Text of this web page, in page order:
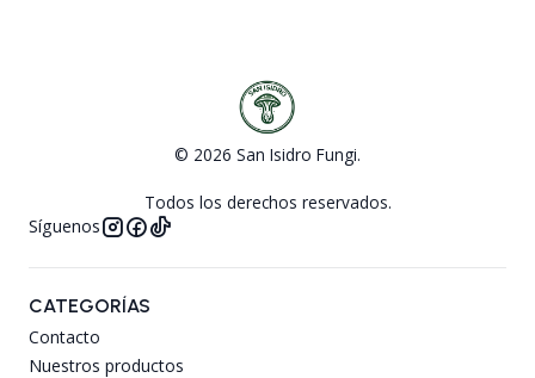
© 2026 San Isidro Fungi.
Todos los derechos reservados.
Síguenos
CATEGORÍAS
Contacto
Nuestros productos